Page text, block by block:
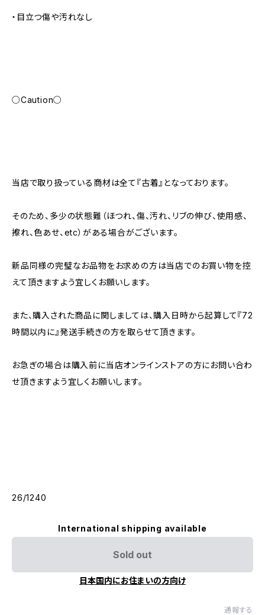
・目立つ傷や汚れなし
○Caution○
当店で取り扱っている商材は全て『古着』となっております。
そのため、多少の状態難（ほつれ、傷、汚れ、リブの伸び、使用感、
擦れ、色あせ、etc）がある場合がございます。
新品同様の完璧なお品物をお求めの方は当店でのお買い物を控
えて頂きますよう宜しくお願いします。
また、購入された商品に関しましては、購入日時から起算して『72
時間以内に』発送手続きの方を取らせて頂きます。
お急ぎの場合は購入前に当店オンラインストアの方にお問い合わ
せ頂きますよう宜しくお願いします。
26/1240
International shipping available
Sold out
日本国内にお住まいの方向け
通報する